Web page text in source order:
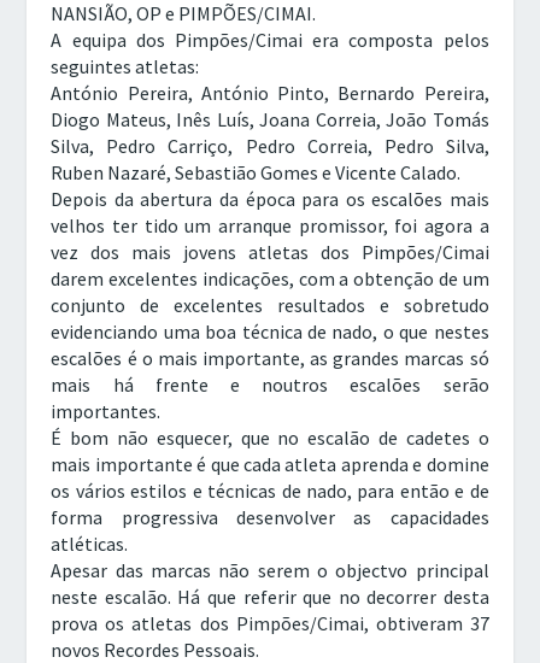
NANSIÃO, OP e PIMPÕES/CIMAI.
A equipa dos Pimpões/Cimai era composta pelos
seguintes atletas:
António Pereira, António Pinto, Bernardo Pereira,
Diogo Mateus, Inês Luís, Joana Correia, João Tomás
Silva, Pedro Carriço, Pedro Correia, Pedro Silva,
Ruben Nazaré, Sebastião Gomes e Vicente Calado.
Depois da abertura da época para os escalões mais
velhos ter tido um arranque promissor, foi agora a
vez dos mais jovens atletas dos Pimpões/Cimai
darem excelentes indicações, com a obtenção de um
conjunto de excelentes resultados e sobretudo
evidenciando uma boa técnica de nado, o que nestes
escalões é o mais importante, as grandes marcas só
mais há frente e noutros escalões serão
importantes.
É bom não esquecer, que no escalão de cadetes o
mais importante é que cada atleta aprenda e domine
os vários estilos e técnicas de nado, para então e de
forma progressiva desenvolver as capacidades
atléticas.
Apesar das marcas não serem o objectvo principal
neste escalão. Há que referir que no decorrer desta
prova os atletas dos Pimpões/Cimai, obtiveram 37
novos Recordes Pessoais.